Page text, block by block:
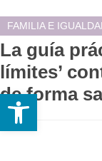
Abrir
FAMILIA E
La guía
límites’
de forma